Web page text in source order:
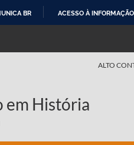
BR ACESSO À INFORMAÇÃO
ALTO
em História